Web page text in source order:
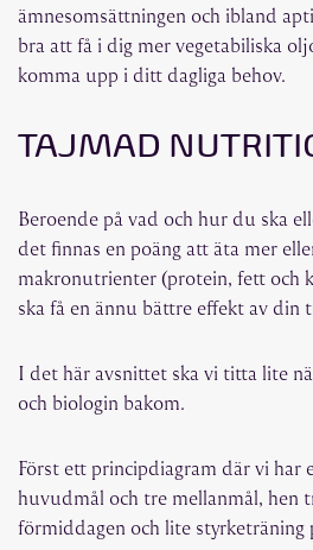
ämnesomsättningen och ibland
bra att få i dig mer vegetabiliska
komma upp i ditt dagliga behov.
TAJMAD
Beroende på vad och hur du ska
det finnas en poäng att äta mer
makronutrienter (protein, fett och
ska få en ännu bättre effekt av din
I det här avsnittet ska vi titta lite
och biologin bakom.
Först ett principdiagram där vi har
huvudmål och tre mellanmål, hen
förmiddagen och lite styrketräning